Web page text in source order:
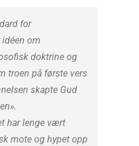
for
om
doktrine og
troen på første vers
skapte Gud
har lenge vært
mote og hypet opp